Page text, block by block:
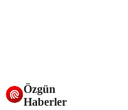
Özgün
Haberler